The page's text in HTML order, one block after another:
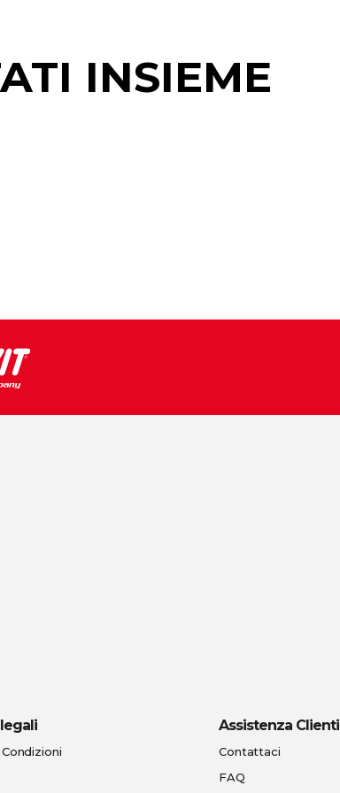
INSIEME
Assistenza Clienti
Contattaci
FAQ